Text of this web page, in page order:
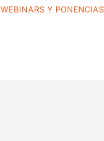
WEBINARS Y PONENCIAS